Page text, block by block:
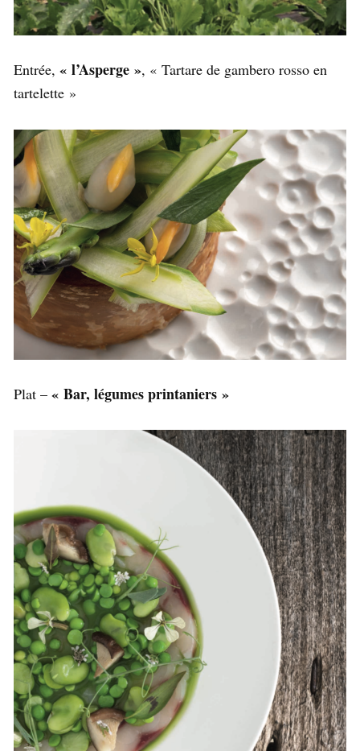
Entrée, « l’Asperge », « Tartare de gambero rosso en
tartelette »
Plat – « Bar, légumes printaniers »